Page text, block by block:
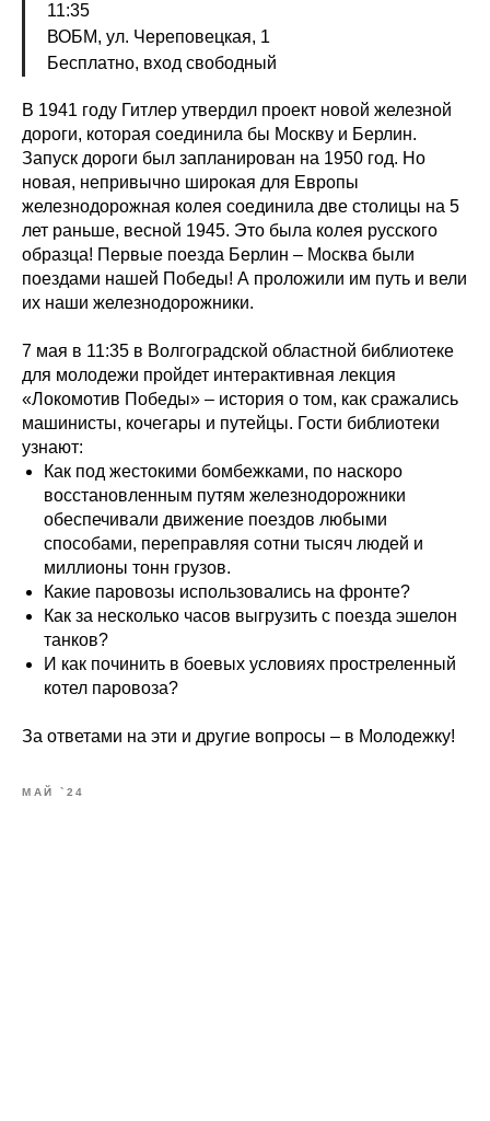
11:35
ВОБМ, ул. Череповецкая, 1
Бесплатно, вход свободный
В 1941 году Гитлер утвердил проект новой железной
дороги, которая соединила бы Москву и Берлин.
Запуск дороги был запланирован на 1950 год. Но
новая, непривычно широкая для Европы
железнодорожная колея соединила две столицы на 5
лет раньше, весной 1945. Это была колея русского
образца! Первые поезда Берлин – Москва были
поездами нашей Победы! А проложили им путь и вели
их наши железнодорожники.
7 мая в 11:35 в Волгоградской областной библиотеке
для молодежи пройдет интерактивная лекция
«Локомотив Победы» – история о том, как сражались
машинисты, кочегары и путейцы. Гости библиотеки
узнают:
Как под жестокими бомбежками, по наскоро
восстановленным путям железнодорожники
обеспечивали движение поездов любыми
способами, переправляя сотни тысяч людей и
миллионы тонн грузов.
Какие паровозы использовались на фронте?
Как за несколько часов выгрузить с поезда эшелон
танков?
И как починить в боевых условиях простреленный
котел паровоза?
За ответами на эти и другие вопросы – в Молодежку!
МАЙ `24